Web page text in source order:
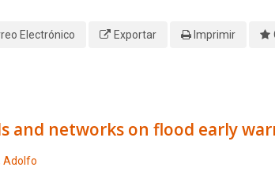
Electrónico Exportar Imprimir
and networks on flood early
Adolfo